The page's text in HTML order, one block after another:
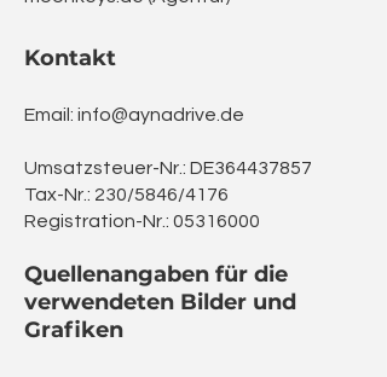
Kontakt
Email: info@aynadrive.de
Umsatzsteuer-Nr.: DE364437857
Tax-Nr.: 230/5846/4176
Registration-Nr.: 05316000
Quellenangaben für die
verwendeten Bilder und
Grafiken